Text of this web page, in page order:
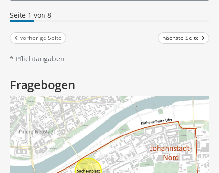
der Stadtteile Johannstadt und Pirnaische Vorstadt
Seite 1 von 8
vorherige Seite nächste Seite
* Pflichtangaben
Fragebogen